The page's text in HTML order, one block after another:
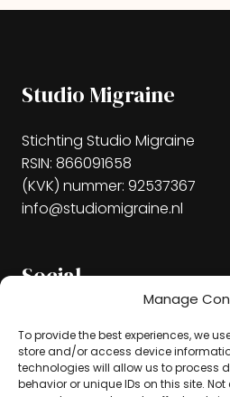
Manage
To provide the best experiences, we
store and/or access device
technologies will allow us to process
behavior or unique IDs on this site.
Studio Migraine
Stichting Studio Migraine
RSIN: 866091658
(KVK) nummer: 92537367
info@studiomigraine.nl
Social